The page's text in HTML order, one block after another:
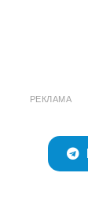
РЕКЛАМА